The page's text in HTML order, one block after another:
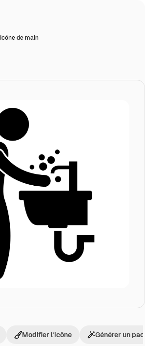
Icône de main
Modifier l’icône Générer un